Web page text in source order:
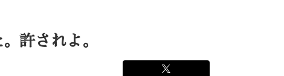
許されよ。